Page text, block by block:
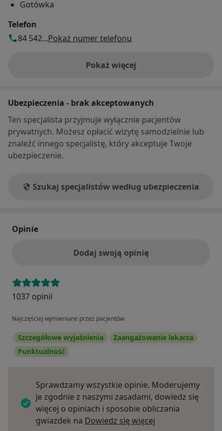
Gotówka
Telefon
84 542...Pokaż numer telefonu
Pokaż więcej
o adresie
Ubezpieczenia - brak akceptowanych
Ten specjalista przyjmuje wyłącznie pacjentów
prywatnych. Możesz opłacić wizytę samodzielnie lub
znaleźć innego specjalistę, który akceptuje Twoje
ubezpieczenie.
Szukaj specjalistów według ubezpieczenia
Opinie
Dodaj swoją opinię
1037 opinii
Najczęściej wymieniane przez pacjentów
Szczegółowe wyjaśnienia
Zaangażowanie lekarza
Punktualność
Sprawdzamy wszystkie opinie. Moderujemy
je zgodnie z naszymi zasadami, dowiedz się
więcej o opiniach i sposobie obliczania
gwiazdek na Dowiedz się więcej